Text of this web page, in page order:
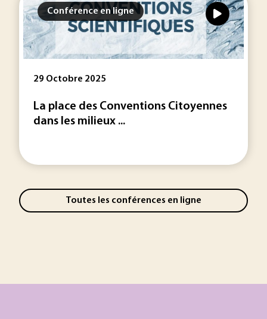
Conférence en ligne
29 Octobre 2025
La place des Conventions Citoyennes
dans les milieux ...
Toutes les conférences en ligne